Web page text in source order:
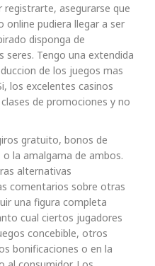
registrarte, asegurarse que
pudiera llegar a ser
disponga de
Tengo una extendida
de los juegos mas
los excelentes casinos
de promociones y no
gratuito, bonos de
la amalgama de ambos.
alternativas
comentarios sobre otras
una figura completa
cual ciertos jugadores
concebible, otros
bonificaciones o en la